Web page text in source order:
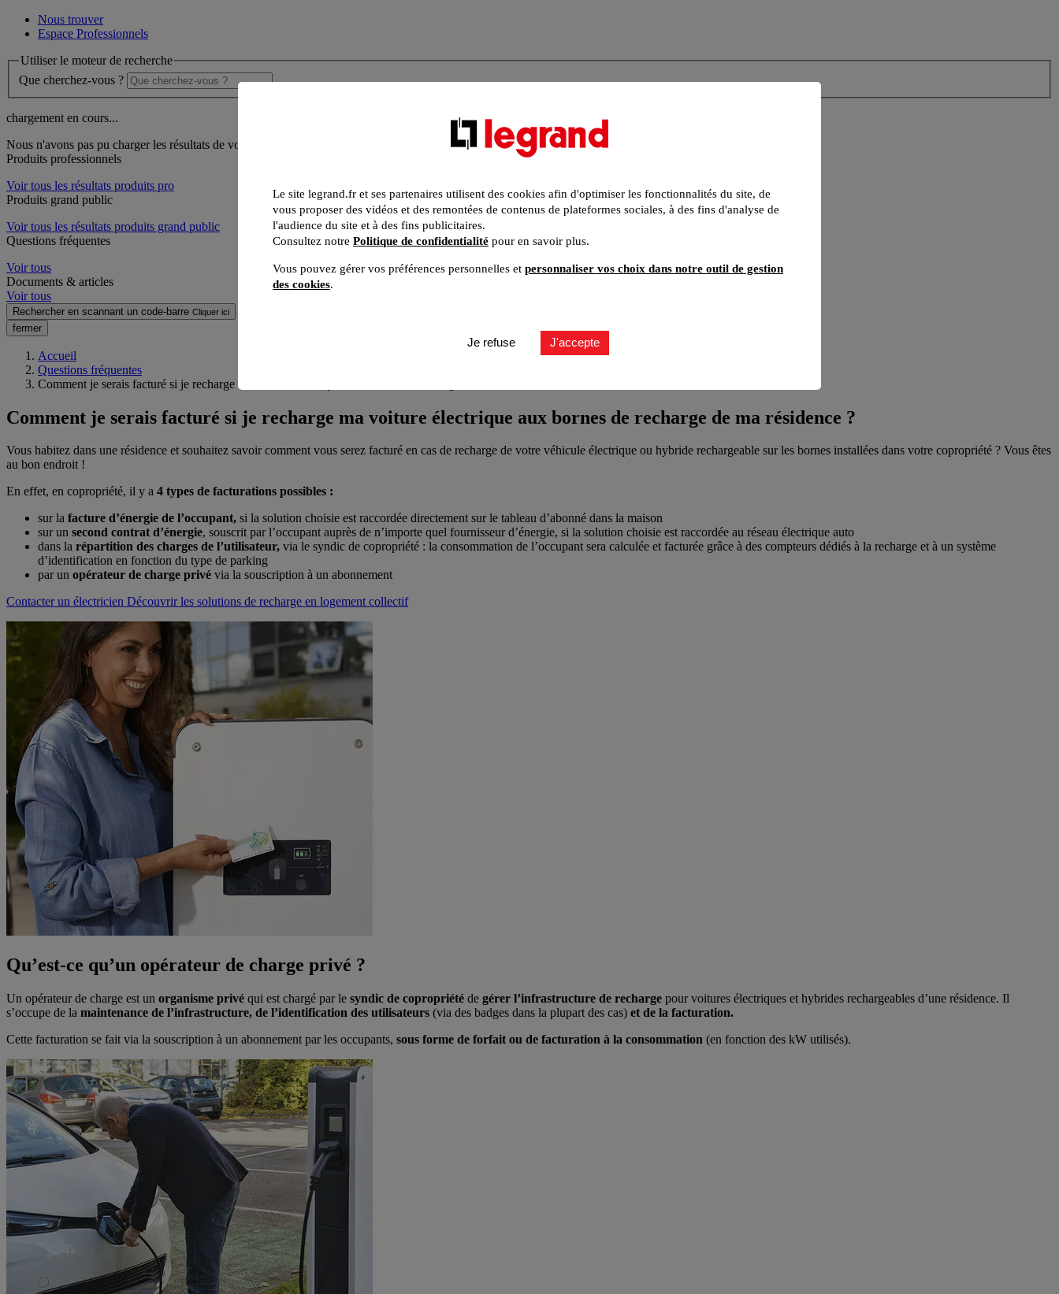
Nous trouver
Espace Professionnels
Utiliser le moteur de recherche
Que cherchez-vous ?
chargement en cours...
Nous n'avons pas pu charger les résultats de votre recherche
Produits professionnels
Voir tous les résultats produits pro
Produits grand public
Voir tous les résultats produits grand public
Questions fréquentes
Voir tous
Documents & articles
Voir tous
Rechercher en scannant un code-barre Cliquer ici
fermer
Accueil
Questions fréquentes
Comment je serais facturé si je recharge ma voiture électrique aux bornes de recharge de ma résidence ?
Comment je serais facturé si je recharge ma voiture électrique aux bornes de recharge de ma résidence ?
Vous habitez dans une résidence et souhaitez savoir comment vous serez facturé en cas de recharge de votre véhicule électrique ou hybride rechargeable sur les bornes installées dans votre copropriété ? Vous êtes
au bon endroit !
En effet, en copropriété, il y a 4 types de facturations possibles :
sur la facture d’énergie de l’occupant, si la solution choisie est raccordée directement sur le tableau d’abonné dans la maison
sur un second contrat d’énergie, souscrit par l’occupant auprès de n’importe quel fournisseur d’énergie, si la solution choisie est raccordée au réseau électrique auto
dans la répartition des charges de l’utilisateur, via le syndic de copropriété : la consommation de l’occupant sera calculée et facturée grâce à des compteurs dédiés à la recharge et à un système
d’identification en fonction du type de parking
par un opérateur de charge privé via la souscription à un abonnement
Contacter un électricien Découvrir les solutions de recharge en logement collectif
Qu’est-ce qu’un opérateur de charge privé ?
Un opérateur de charge est un organisme privé qui est chargé par le syndic de copropriété de gérer l’infrastructure de recharge pour voitures électriques et hybrides rechargeables d’une résidence. Il
s’occupe de la maintenance de l’infrastructure, de l’identification des utilisateurs (via des badges dans la plupart des cas) et de la facturation.
Cette facturation se fait via la souscription à un abonnement par les occupants, sous forme de forfait ou de facturation à la consommation (en fonction des kW utilisés).
Le site legrand.fr et ses partenaires utilisent des cookies afin d'optimiser les fonctionnalités du site, de
vous proposer des vidéos et des remontées de contenus de plateformes sociales, à des fins d'analyse de
l'audience du site et à des fins publicitaires.
Consultez notre Politique de confidentialité pour en savoir plus.
Vous pouvez gérer vos préférences personnelles et personnaliser vos choix dans notre outil de gestion
des cookies.
Je refuse J'accepte